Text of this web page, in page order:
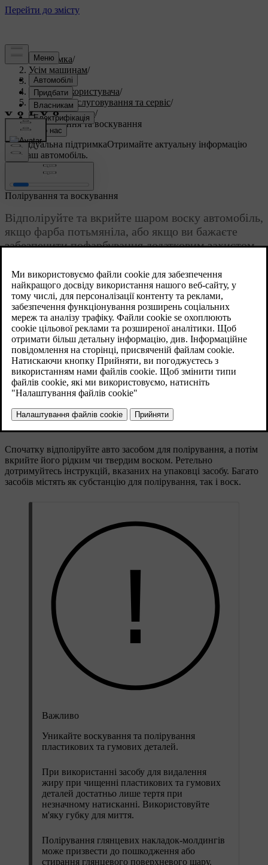
Підтримка/
Усім машинам/
S60 2015/
Посібник користувача/
Технічне обслуговування та сервіс/
Догляд за авто/
Полірування та воскування
Індивідуальна підтримкаОтримайте актуальну інформацію
про ваш автомобіль.
Оновлено 08.06.2023
Полірування та воскування
Відполіруйте та вкрийте шаром воску автомобіль,
якщо фарба потьмяніла, або якщо ви бажаєте
забезпечити пофарбування додатковим захистом.
Автомобіль не потребує полірування
щонайменше протягом першого року
експлуатації. Проте, машину можна обробити
воском ще до першого полірування. Не поліруйте
та не вкривайте воском автомобіль під прямими
сонячними променями.
Ретельно вимийте та висушіть авто перед початком
полірування чи воскування. Видаліть масляні та гудронові
плями за допомогою засобу для видалення масляних плям або
спеціальною пастою для натирання пофарбованих поверхонь
автомобіля.
Спочатку відполіруйте авто засобом для полірування, а потім
вкрийте його рідким чи твердим воском. Ретельно
дотримуйтесь інструкцій, вказаних на упаковці засобу. Багато
засобів містять як субстанцію для полірування, так і воск.
Важливо
Уникайте воскування та полірування
пластикових та гумових деталей.
При використанні засобу для видалення
жиру при чищенні пластикових та гумових
деталей достатньо лише тертя при
незначному натисканні. Використовуйте
м'яку губку для миття.
Полірування глянцевих накладок-молдингів
може призвести до пошкодження або
стирання глянцевого поверхневого шару.